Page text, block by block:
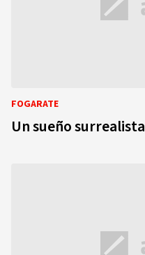
FOGARATE
Un sueño surrealista